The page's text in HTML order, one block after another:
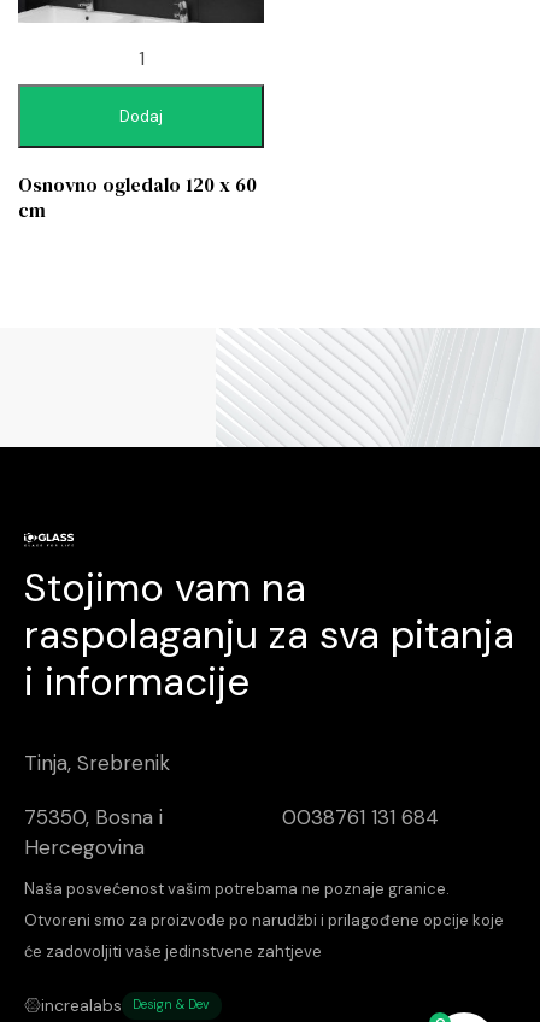
Dodaj
Osnovno ogledalo 120 x 60
cm
Stojimo vam na
raspolaganju za sva pitanja
i informacije
Tinja, Srebrenik
75350, Bosna i
Hercegovina
0038761 131 684
Naša posvećenost vašim potrebama ne poznaje granice.
Otvoreni smo za proizvode po narudžbi i prilagođene opcije koje
će zadovoljiti vaše jedinstvene zahtjeve
increalabs Design & Dev